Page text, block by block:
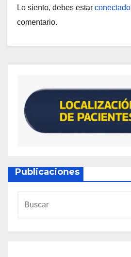
Lo siento, debes estar conectado
comentario.
Publicaciones